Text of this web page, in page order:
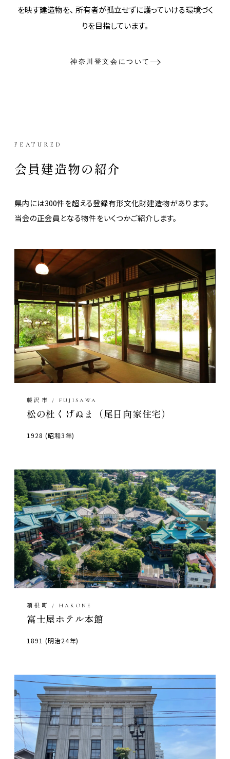
を映す建造物を、 所有者が孤立せずに護っていける環境づく
りを目指しています。
神奈川登文会について
FEATURED
会員建造物の紹介
県内には300件を超える登録有形文化財建造物があります。
当会の正会員となる物件をいくつかご紹介します。
藤沢市 / FUJISAWA
松の杜くげぬま（尾日向家住宅）
1928 (昭和3年)
箱根町 / HAKONE
富士屋ホテル本館
1891 (明治24年)